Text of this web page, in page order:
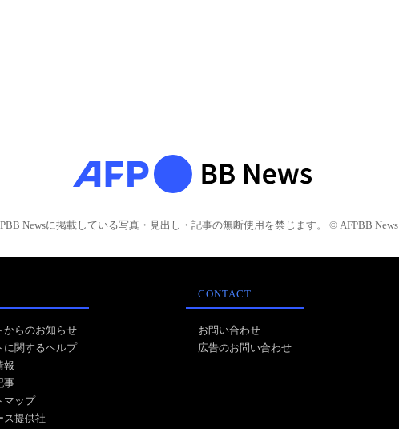
Newsに掲載している写真・見出し・記事の無断使用を禁じます。 © AFPBB News
からのお知らせ
に関するヘルプ
報
事
マップ
ス提供社
CONTACT
お問い合わせ
広告のお問い合わせ